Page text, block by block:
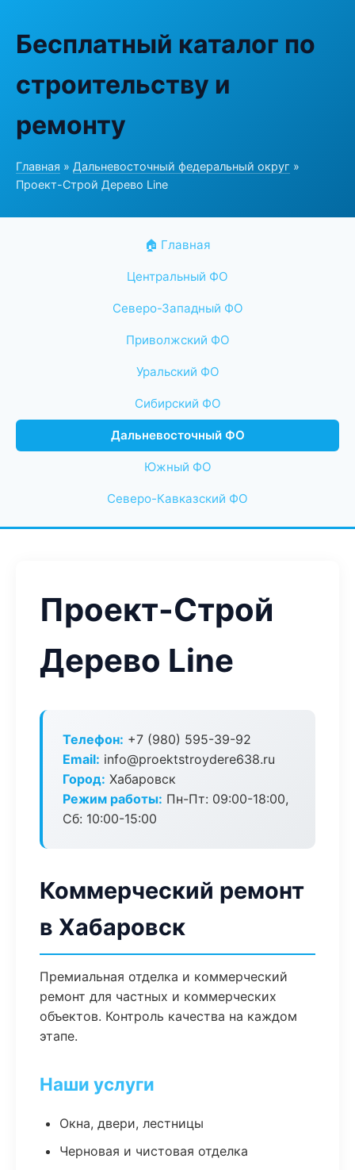
Бесплатный каталог по
строительству и
ремонту
Главная » Дальневосточный федеральный округ »
Проект-Строй Дерево Line
🏠 Главная
Центральный ФО
Северо-Западный ФО
Приволжский ФО
Уральский ФО
Сибирский ФО
Дальневосточный ФО
Южный ФО
Северо-Кавказский ФО
Проект-Строй
Дерево Line
Телефон: +7 (980) 595-39-92
Email: info@proektstroydere638.ru
Город: Хабаровск
Режим работы: Пн-Пт: 09:00-18:00,
Сб: 10:00-15:00
Коммерческий ремонт
в Хабаровск
Премиальная отделка и коммерческий
ремонт для частных и коммерческих
объектов. Контроль качества на каждом
этапе.
Наши услуги
Окна, двери, лестницы
Черновая и чистовая отделка